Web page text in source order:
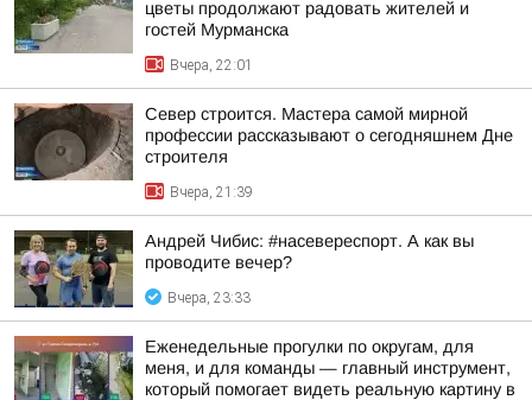
цветы продолжают радовать жителей и
гостей Мурманска
Вчера, 22:01
Север строится. Мастера самой мирной
профессии рассказывают о сегодняшнем Дне
строителя
Вчера, 21:39
Андрей Чибис: #насевереспорт. А как вы
проводите вечер?
Вчера, 23:33
Еженедельные прогулки по округам, для
меня, и для команды — главный инструмент,
который помогает видеть реальную картину в